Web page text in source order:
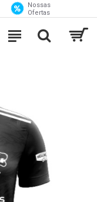
Nossas
Ofertas